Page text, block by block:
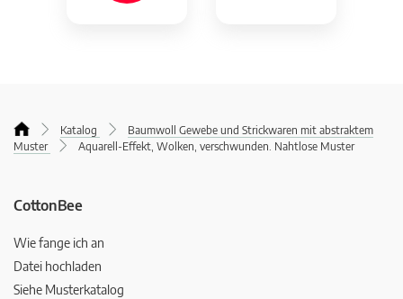
Katalog
Baumwoll Gewebe und Strickwaren mit abstraktem
Muster
Aquarell-Effekt, Wolken, verschwunden. Nahtlose Muster
CottonBee
Wie fange ich an
Datei hochladen
Siehe Musterkatalog